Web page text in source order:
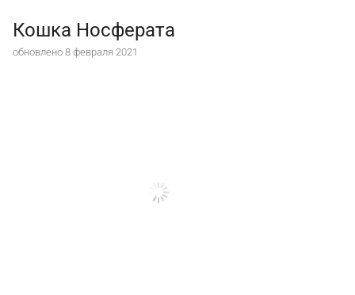
Кошка Носферата
обновлено 8 февраля 2021